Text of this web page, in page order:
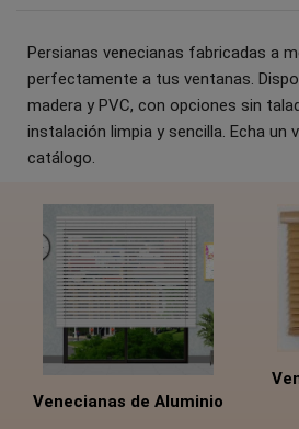
Persianas venecianas fabricadas a
perfectamente a tus ventanas.
madera y PVC, con opciones sin
instalación limpia y sencilla. Echa un
catálogo.
Venecianas de Aluminio